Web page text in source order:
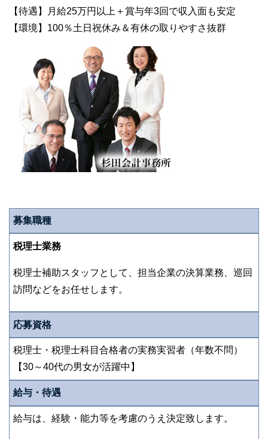
【待遇】月給25万円以上＋賞与年3回で収入面も安定
【環境】100％土日祝休み＆有休の取りやすさ抜群
募集職種
税理士業務
税理士補助スタッフとして、担当企業の決算業務、巡回
訪問などをお任せします。
応募資格
税理士・税理士科目合格者の実務実習者（年数不問）
【30～40代の男女が活躍中】
給与・待遇
給与は、経験・能力等を考慮のうえ決定致します。